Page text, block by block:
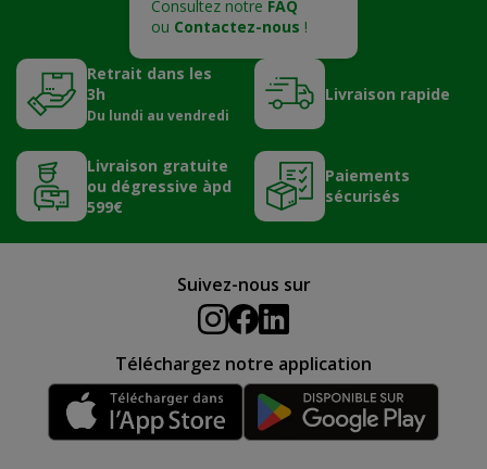
Consultez notre FAQ
ou Contactez-nous !
Retrait dans les
3h
Du lundi au vendredi
Livraison rapide
Livraison gratuite
ou dégressive àpd
599€
Paiements
sécurisés
Suivez-nous sur
Téléchargez notre application